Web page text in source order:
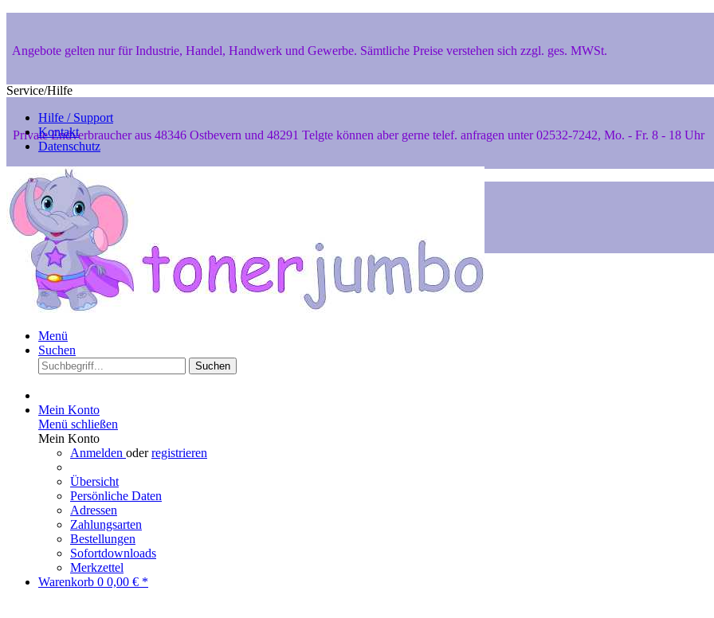
Angebote gelten nur für Industrie, Handel, Handwerk und Gewerbe. Sämtliche Preise verstehen sich zzgl. ges. MWSt.
Private Endverbraucher aus 48346 Ostbevern und 48291 Telgte können aber gerne telef. anfragen unter 02532-7242, Mo. - Fr. 8 - 18 Uhr
Sicher Einkaufen dank SSL-Verschlüsselung
Service/Hilfe
Hilfe / Support
Kontakt
Datenschutz
Menü
Suchen
Suchen
Mein Konto
Menü schließen
Mein Konto
Anmelden oderregistrieren
Übersicht
Persönliche Daten
Adressen
Zahlungsarten
Bestellungen
Sofortdownloads
Merkzettel
Warenkorb 0 0,00 € *